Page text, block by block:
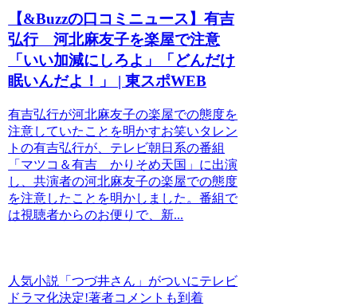
【&Buzzの口コミニュース】有吉
弘行 河北麻友子を楽屋で注意
「いい加減にしろよ」「どんだけ
眠いんだよ！」 | 東スポWEB
有吉弘行が河北麻友子の楽屋での態度を
注意していたことを明かすお笑いタレン
トの有吉弘行が、テレビ朝日系の番組
「マツコ＆有吉 かりそめ天国」に出演
し、共演者の河北麻友子の楽屋での態度
を注意したことを明かしました。番組で
は視聴者からのお便りで、新...
人気小説「つづ井さん」がついにテレビ
ドラマ化決定!著者コメントも到着